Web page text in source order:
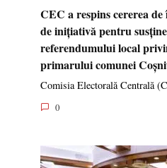
CEC a respins cererea
de inițiativă pentru
referendumului local
primarului comunei
Comisia Electorală Centrală
0